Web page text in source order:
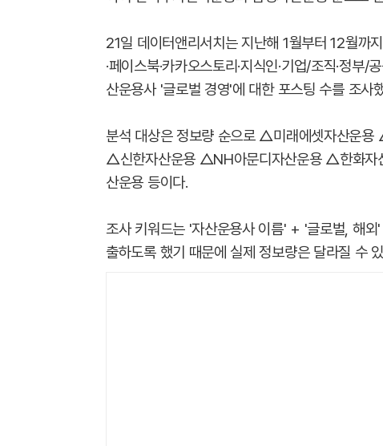
21일 데이터앤리서치는 지난해 1월부터 12월까지
·페이스북·카카오스토리·지식인·기업/조직·정
산운용사 '글로벌 경영'에 대한 포스팅 수를 조사
분석 대상은 정보량 순으로 △미래에셋자산운
△신한자산운용 △NH아문디자산운용 △한화
산운용 등이다.
조사 키워드는 '자산운용사 이름' + '글로벌, 해
출하도록 했기 때문에 실제 정보량은 달라질 수